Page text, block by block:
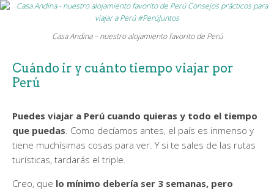
Casa Andina – nuestro alojamiento favorito de Perú
Cuándo ir y cuánto tiempo viajar por
Perú
Puedes viajar a Perú cuando quieras y todo el tiempo
que puedas . Como decíamos antes, el país es inmenso y
tiene muchísimas cosas para ver. Y si te sales de las rutas
turísticas, tardarás el triple.
Creo, que lo mínimo debería ser 3 semanas, pero